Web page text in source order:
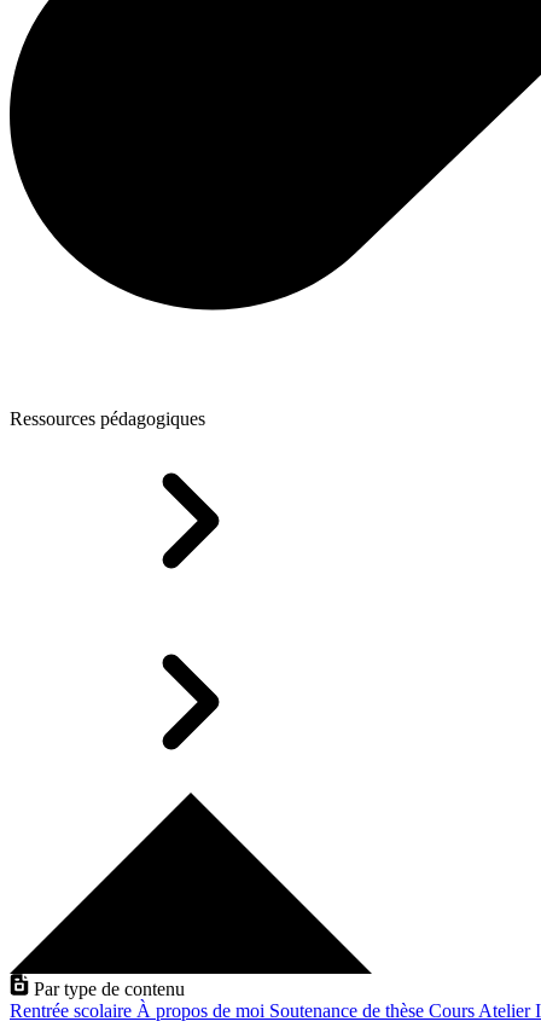
Ressources pédagogiques
Par type de contenu
Rentrée scolaire À propos de moi Soutenance de thèse Cours Atelier